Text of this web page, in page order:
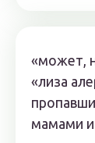
«может,
«лиза
мамами и